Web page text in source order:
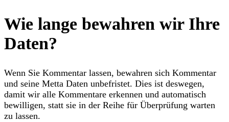
Wie lange bewahren wir Ihre
Daten?
Wenn Sie Kommentar lassen, bewahren sich Kommentar
und seine Metta Daten unbefristet. Dies ist deswegen,
damit wir alle Kommentare erkennen und automatisch
bewilligen, statt sie in der Reihe für Überprüfung warten
zu lassen.